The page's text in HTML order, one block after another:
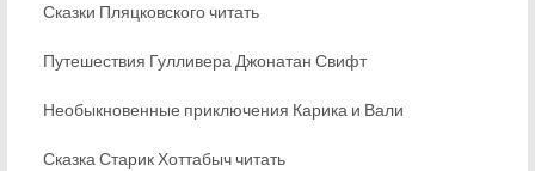
Сказки Пляцковского читать
Путешествия Гулливера Джонатан Свифт
Необыкновенные приключения Карика и Вали
Сказка Старик Хоттабыч читать